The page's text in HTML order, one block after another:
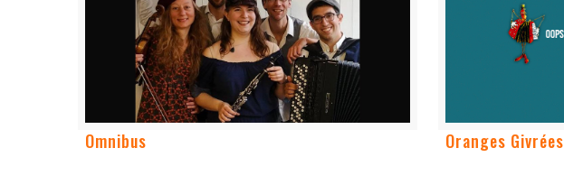
Omnibus Oranges